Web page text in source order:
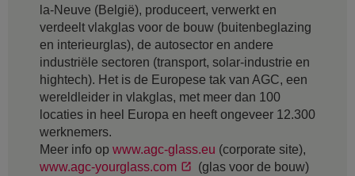
la-Neuve (België), produceert, verwerkt en
verdeelt vlakglas voor de bouw (buitenbeglazing
en interieurglas), de autosector en andere
industriële sectoren (transport, solar-industrie en
hightech). Het is de Europese tak van AGC, een
wereldleider in vlakglas, met meer dan 100
locaties in heel Europa en heeft ongeveer 12.300
werknemers.
Meer info op www.agc-glass.eu (corporate site),
www.agc-yourglass.com
(glas voor de bouw)